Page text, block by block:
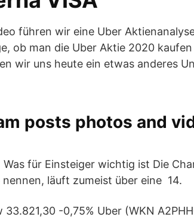
führen wir eine Uber
ob man die Uber Aktie 2020
wir uns heute ein etwas anderes
posts photos and
für Einsteiger wichtig ist Die
läuft zumeist über eine 14.
33.821,30 -0,75% Uber (WKN